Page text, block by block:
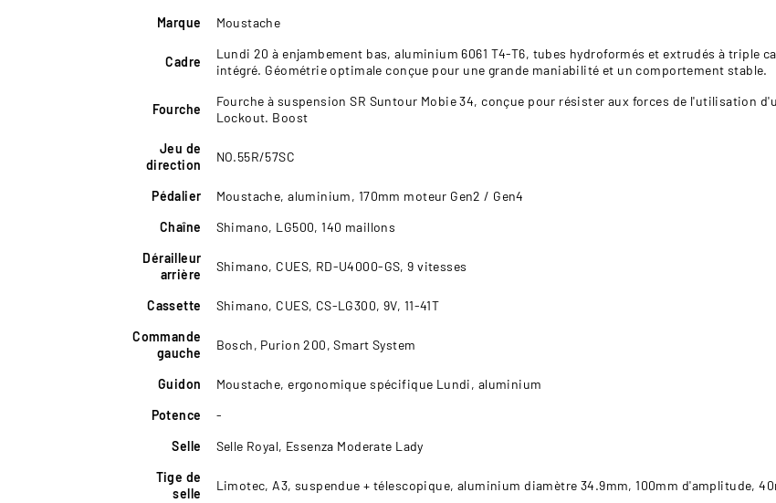
Marque Moustache
Cadre
Lundi 20 à enjambement bas, aluminium 6061 T4-T6, tubes hydroformés et extrudés à triple
intégré. Géométrie optimale conçue pour une grande maniabilité et un comportement stable.
Fourche
Fourche à suspension SR Suntour Mobie 34, conçue pour résister aux forces de l'utilisation
Lockout. Boost
Jeu de
direction
NO.55R/57SC
Pédalier
Moustache, aluminium, 170mm moteur Gen2 / Gen4
Chaîne
Shimano, LG500, 140 maillons
Dérailleur
arrière
Shimano, CUES, RD-U4000-GS, 9 vitesses
Cassette
Shimano, CUES, CS-LG300, 9V, 11-41T
Commande
gauche
Bosch, Purion 200, Smart System
Guidon
Moustache, ergonomique spécifique Lundi, aluminium
Potence
-
Selle
Selle Royal, Essenza Moderate Lady
Tige de
selle
Limotec, A3, suspendue + télescopique, aluminium diamètre 34.9mm, 100mm d'amplitude,